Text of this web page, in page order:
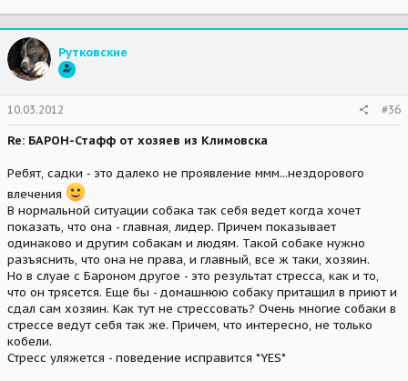
Рутковские
10.03.2012 #36
Re: БАРОН-Стафф от хозяев из Климовска
Ребят, садки - это далеко не проявление ммм...нездорового
влечения
В нормальной ситуации собака так себя ведет когда хочет
показать, что она - главная, лидер. Причем показывает
одинаково и другим собакам и людям. Такой собаке нужно
разъяснить, что она не права, и главный, все ж таки, хозяин.
Но в слуае с Бароном другое - это результат стресса, как и то,
что он трясется. Еще бы - домашнюю собаку притащил в приют и
сдал сам хозяин. Как тут не стрессовать? Очень многие собаки в
стрессе ведут себя так же. Причем, что интересно, не только
кобели.
Стресс уляжется - поведение исправится *YES*